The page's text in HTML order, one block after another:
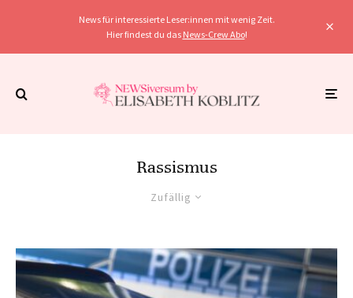
News für interessierte Leser:innen mit wenig Zeit.
Hier findest du das News-Crew Abo!
Rassismus
Zufällig